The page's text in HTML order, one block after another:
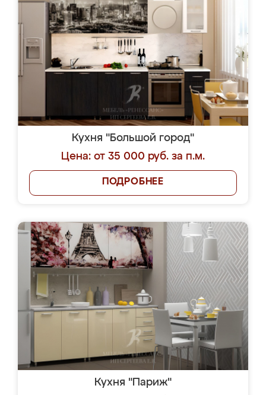
Кухня "Большой город"
Цена: от 35 000 руб. за п.м.
ПОДРОБНЕЕ
Кухня "Париж"